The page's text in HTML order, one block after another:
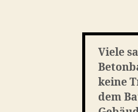
Viele
keine
dem